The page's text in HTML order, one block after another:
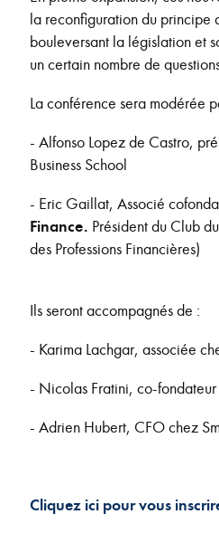
la reconfiguration du principe
bouleversant la législation et
un certain nombre de
La conférence sera modérée
- Alfonso Lopez de Castro,
Business School
- Eric Gaillat, Associé
Finance. Président du Club
des Professions Financières)
Ils seront accompagnés de :
- Karima Lachgar, associée
- Nicolas Fratini, co-
- Adrien Hubert, CFO chez
Cliquez ici pour vous